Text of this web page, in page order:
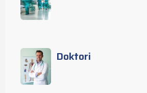
Doktori